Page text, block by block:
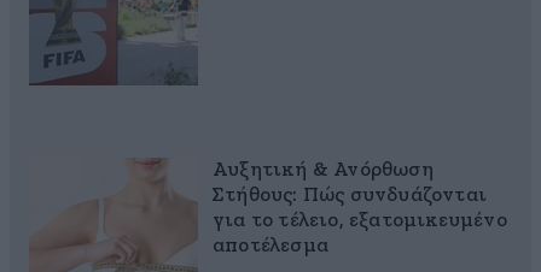
Αυξητική & Ανόρθωση
Στήθους: Πώς συνδυάζονται
για το τέλειο, εξατομικευμένο
αποτέλεσμα